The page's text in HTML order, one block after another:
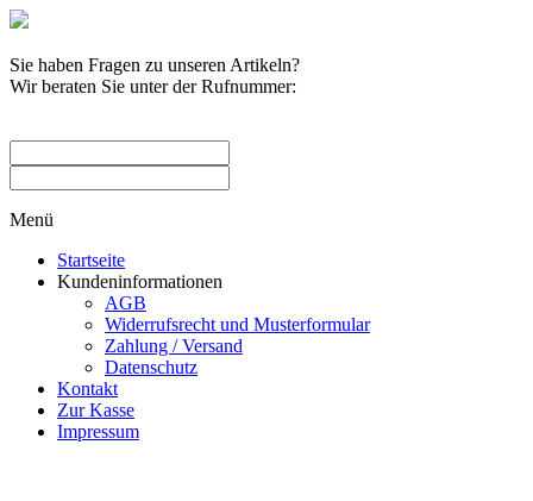
Sie haben Fragen zu unseren Artikeln?
Wir beraten Sie unter der Rufnummer:
Menü
Startseite
Kundeninformationen
AGB
Widerrufsrecht und Musterformular
Zahlung / Versand
Datenschutz
Kontakt
Zur Kasse
Impressum